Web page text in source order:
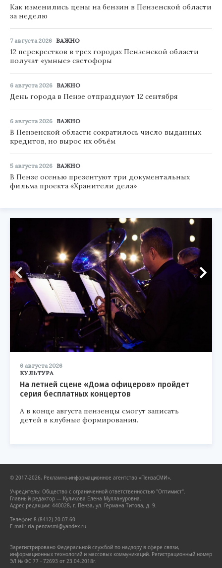
Как изменились цены на бензин в Пензенской области
за неделю
7 августа 2026 ВАЖНО
12 перекрестков в трех городах Пензенской области
получат «умные» светофоры
6 августа 2026 ВАЖНО
День города в Пензе отпразднуют 12 сентября
6 августа 2026 ВАЖНО
В Пензенской области сократилось число выданных
кредитов, но вырос их объём
5 августа 2026 ВАЖНО
В Пензе осенью презентуют три документальных
фильма проекта «Хранители дела»
6 августа 2026
КУЛЬТУРА
На летней сцене «Дома офицеров» пройдет
серия бесплатных концертов
А в конце августа пензенцы смогут записать
детей в клубные формирования.
© 2017-2026, Рекламно-информационное агентство «ПензаСМИ».
Учредитель: Общество с ограниченной ответственностью "Оптимист".
Главный редактор — Куликова Елена Муллануровна.
Адрес редакции: 440028, г. Пенза, ул. Германа Титова, д. 9.
Телефон: 8 (8412) 20-07-60
E-mail: ria.penzasmi@yandex.ru
Зарегистрировано Федеральной службой по надзору в сфере связи,
информационных технологий и массовых коммуникаций. Регистрационный номер
ЭЛ № ФС 77 - 72693 от 23.04.2018г.